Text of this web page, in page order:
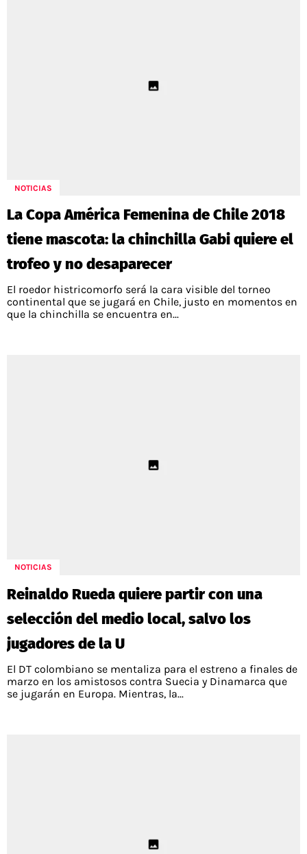
NOTICIAS
La Copa América Femenina de Chile 2018
tiene mascota: la chinchilla Gabi quiere el
trofeo y no desaparecer
El roedor histricomorfo será la cara visible del torneo
continental que se jugará en Chile, justo en momentos en
que la chinchilla se encuentra en...
NOTICIAS
Reinaldo Rueda quiere partir con una
selección del medio local, salvo los
jugadores de la U
El DT colombiano se mentaliza para el estreno a finales de
marzo en los amistosos contra Suecia y Dinamarca que
se jugarán en Europa. Mientras, la...